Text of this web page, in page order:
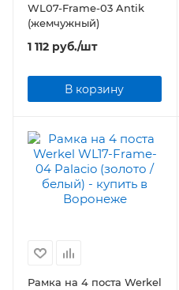
WL07-Frame-03 Antik
(жемчужный)
1 112 руб./шт
В корзину
Рамка на 4 поста Werkel